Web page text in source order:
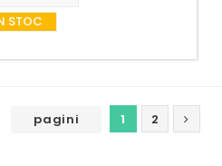
STOC
pagini 1 2